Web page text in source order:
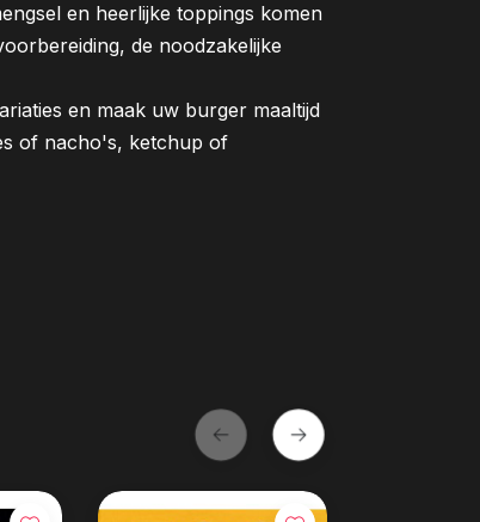
en heerlijke toppings komen
de noodzakelijke
en maak uw burger maaltijd
of nacho's, ketchup of